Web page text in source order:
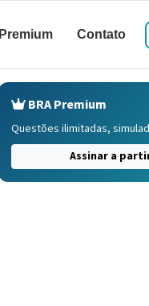
Premium Contato
BRA Premium
Questões ilimitadas,
Assinar a